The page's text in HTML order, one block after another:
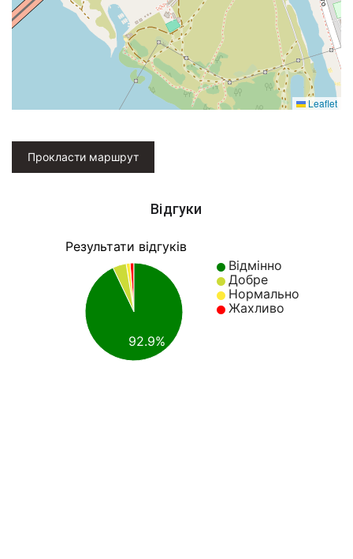
Leaflet
Прокласти маршрут
Відгуки
Результати відгуків
Відмінно
Добре
Нормально
Жахливо
92.9%